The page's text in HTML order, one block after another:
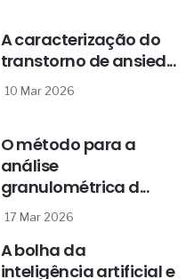
A caracterização do
transtorno de ansied...
10 Mar 2026
O método para a
análise
granulométrica d...
17 Mar 2026
A bolha da
inteligência artificial e